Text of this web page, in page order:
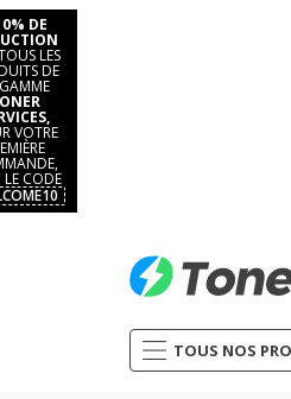
DE
LES
DE
VOTRE
LE CODE
TOUS NOS